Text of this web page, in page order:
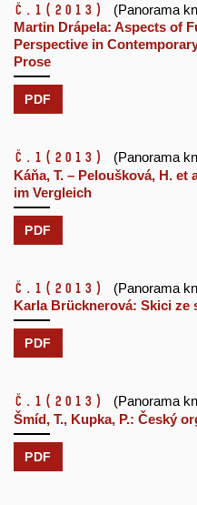
č.1 (2013)
(Panorama
Martin Drápela: Aspects of
Perspective in
Prose
PDF
č.1 (2013)
(Panorama
Káňa, T. – Peloušková, H.
im Vergleich
PDF
č.1 (2013)
(Panorama
Karla Brücknerová: Skici ze
PDF
č.1 (2013)
(Panorama
Šmíd, T., Kupka, P.: Český
PDF